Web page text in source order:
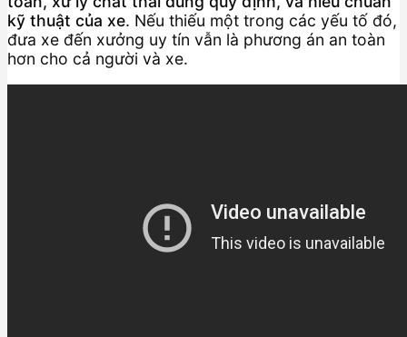
kỹ thuật của xe. Nếu thiếu một trong các yếu tố đó,
đưa xe đến xưởng uy tín vẫn là phương án an toàn
hơn cho cả người và xe.